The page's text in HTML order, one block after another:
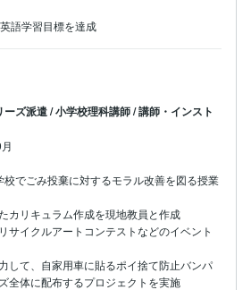
語学習目標を達成
ズ派遣 / 小学校理科講師 / 講師・インスト
でごみ投棄に対するモラル改善を図る授業
カリキュラム作成を現地教員と作成
イクルアートコンテストなどのイベント
して、自家用車に貼るポイ捨て防止バンパ
全体に配布するプロジェクトを実施